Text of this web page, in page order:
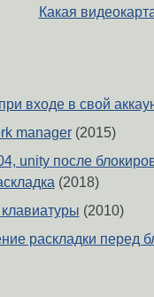
Какая
входе в свой
manager(2015)
unity после
(2018)
(2010)
раскладки перед